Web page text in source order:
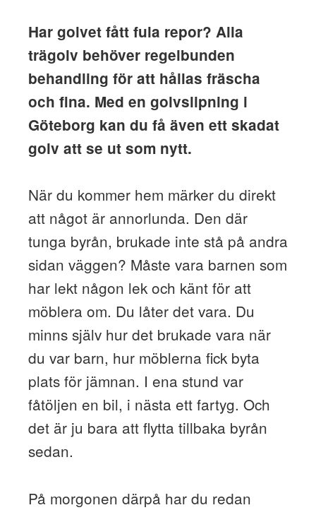
Har golvet fått fula repor? Alla
trägolv behöver regelbunden
behandling för att hållas fräscha
och fina. Med en golvslipning i
Göteborg kan du få även ett skadat
golv att se ut som nytt.
När du kommer hem märker du direkt
att något är annorlunda. Den där
tunga byrån, brukade inte stå på andra
sidan väggen? Måste vara barnen som
har lekt någon lek och känt för att
möblera om. Du låter det vara. Du
minns själv hur det brukade vara när
du var barn, hur möblerna fick byta
plats för jämnan. I ena stund var
fåtöljen en bil, i nästa ett fartyg. Och
det är ju bara att flytta tillbaka byrån
sedan.
På morgonen därpå har du redan